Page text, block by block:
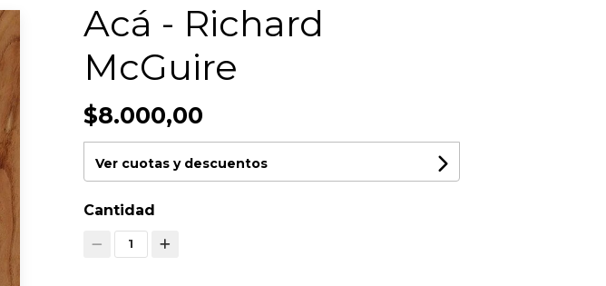
Acá - Richard
McGuire
$8.000,00
Ver cuotas y descuentos
Cantidad
1